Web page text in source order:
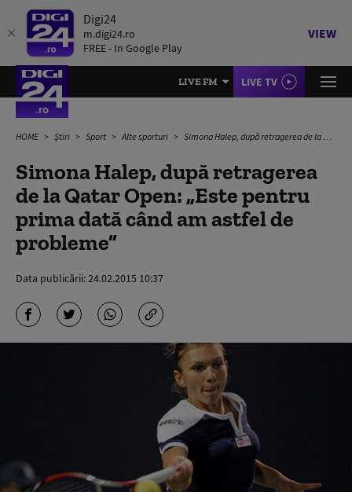
Digi24
m.digi24.ro
FREE - In Google Play
VIEW
LIVE FM LIVE TV
HOME Știri Sport Alte sporturi Simona Halep, după retragerea de la Qatar Open: „Este pentru prima dată când am astfel de probleme”
Simona Halep, după retragerea
de la Qatar Open: „Este pentru
prima dată când am astfel de
probleme”
Data publicării:24.02.2015 10:37